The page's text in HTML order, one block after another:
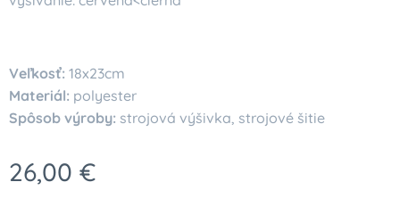
Veľkosť: 18x23cm
Materiál: polyester
Spôsob výroby: strojová výšivka, strojové šitie
26,00 €